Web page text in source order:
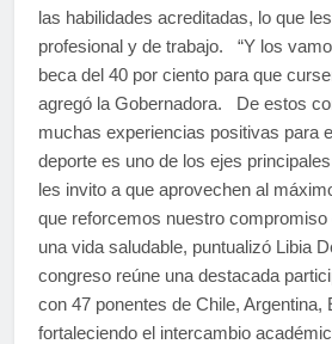
las habilidades acreditadas, lo que
profesional y de trabajo. “Y los
beca del 40 por ciento para que
agregó la Gobernadora. De estos
muchas experiencias positivas para
deporte es uno de los ejes
les invito a que aprovechen al
que reforcemos nuestro
una vida saludable, puntualizó Libia
congreso reúne una destacada
con 47 ponentes de Chile, Argentina,
fortaleciendo el intercambio